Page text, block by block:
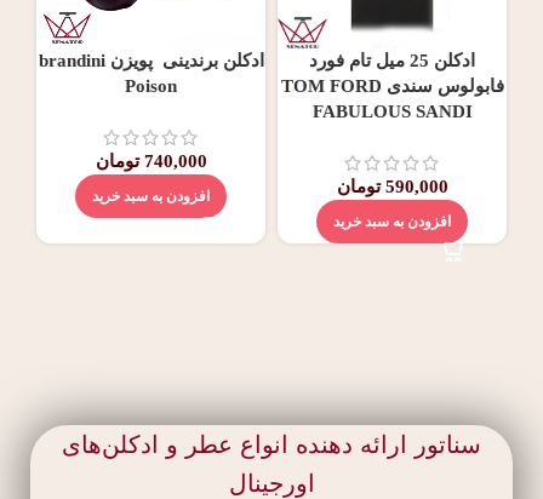
ادکلن 25 میل تام فورد
فابولوس سندی TOM FORD
FABULOUS SANDI
590,000 تومان
افزودن به سبد خرید
ادکلن برندینی پویزن brandini
Poison
740,000 تومان
افزودن به سبد خرید
سناتور ارائه دهنده انواع عطر و ادکلن‌های
اورجینال